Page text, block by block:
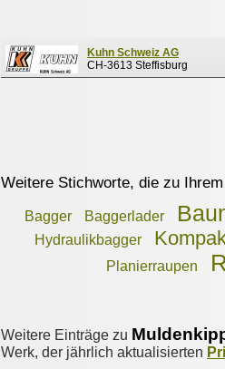
Kuhn Schweiz AG
CH-3613 Steffisburg
Weitere Stichworte, die zu
Bagger Baggerlader
Hydraulikbagger
Planierraupen
Weitere Einträge zu
Werk, der jährlich aktualisierten